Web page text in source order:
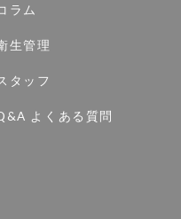
ラム
生管理
タッフ
よくある質問